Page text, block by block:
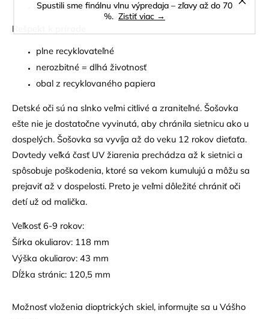
Spustili sme finálnu vlnu výpredaja – zľavy až do 70
%. Zistiť viac →
vrecúško na okuliare vhodné aj na čistenie okuliarov
Rešpekt k prírode
plne recyklovateľné
nerozbitné = dlhá životnosť
obal z recyklovaného papiera
Detské oči sú na slnko veľmi citlivé a zraniteľné. Šošovka
ešte nie je dostatočne vyvinutá, aby chránila sietnicu ako u
dospelých. Šošovka sa vyvíja až do veku 12 rokov dieťaťa.
Dovtedy veľká časť UV žiarenia prechádza až k sietnici a
spôsobuje poškodenia, ktoré sa vekom kumulujú a môžu sa
prejaviť až v dospelosti. Preto je veľmi dôležité chrániť oči
detí už od malička.
Veľkosť 6-9 rokov:
Šírka okuliarov: 118 mm
Výška okuliarov: 43 mm
Dĺžka stránic: 120,5 mm
Možnosť vloženia dioptrických skiel, informujte sa u Vášho